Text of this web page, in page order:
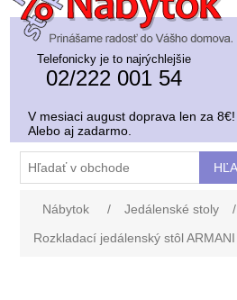
Telefonicky je to najrýchlejšie
02/222 001 54
V mesiaci august doprava len za 8€!
Alebo aj zadarmo.
Nábytok / Jedálenské stoly
/
Rozkladací jedálenský stôl ARMANI